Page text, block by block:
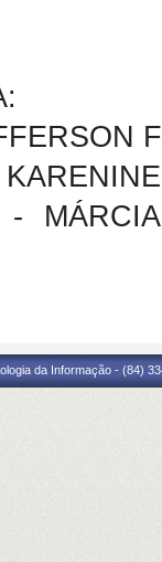
da Informação - (84)